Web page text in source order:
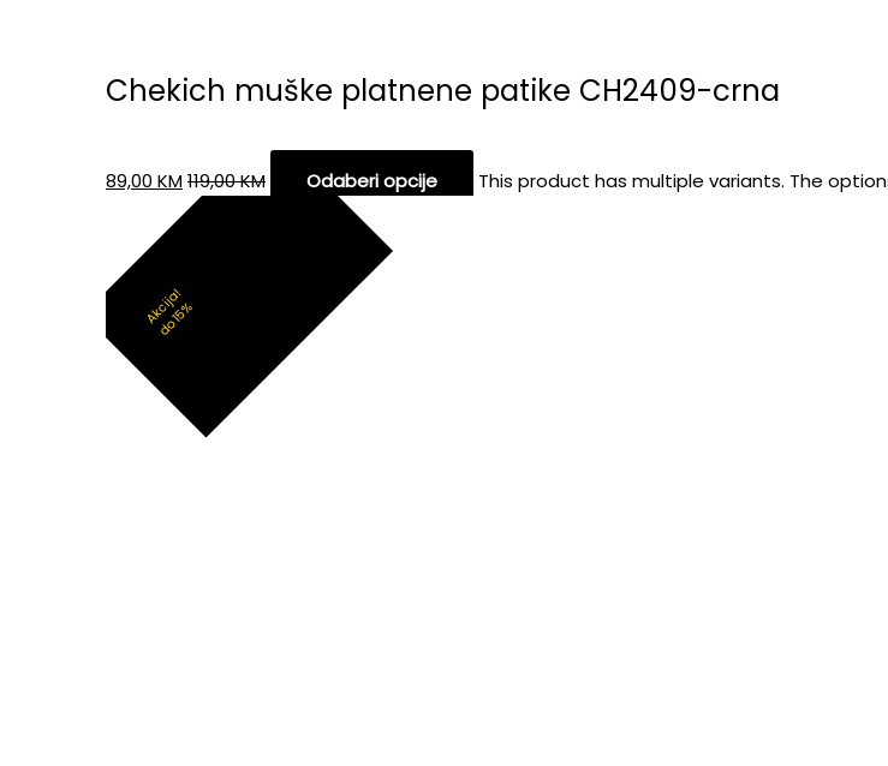
Chekich muške platnene patike CH2409-crna
89,00 KM119,00KM Odaberi opcije This product has multiple variants. The
Akcija!
do 15%